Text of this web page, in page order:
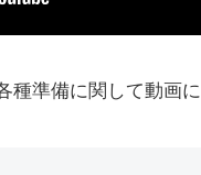
種準備に関して動画